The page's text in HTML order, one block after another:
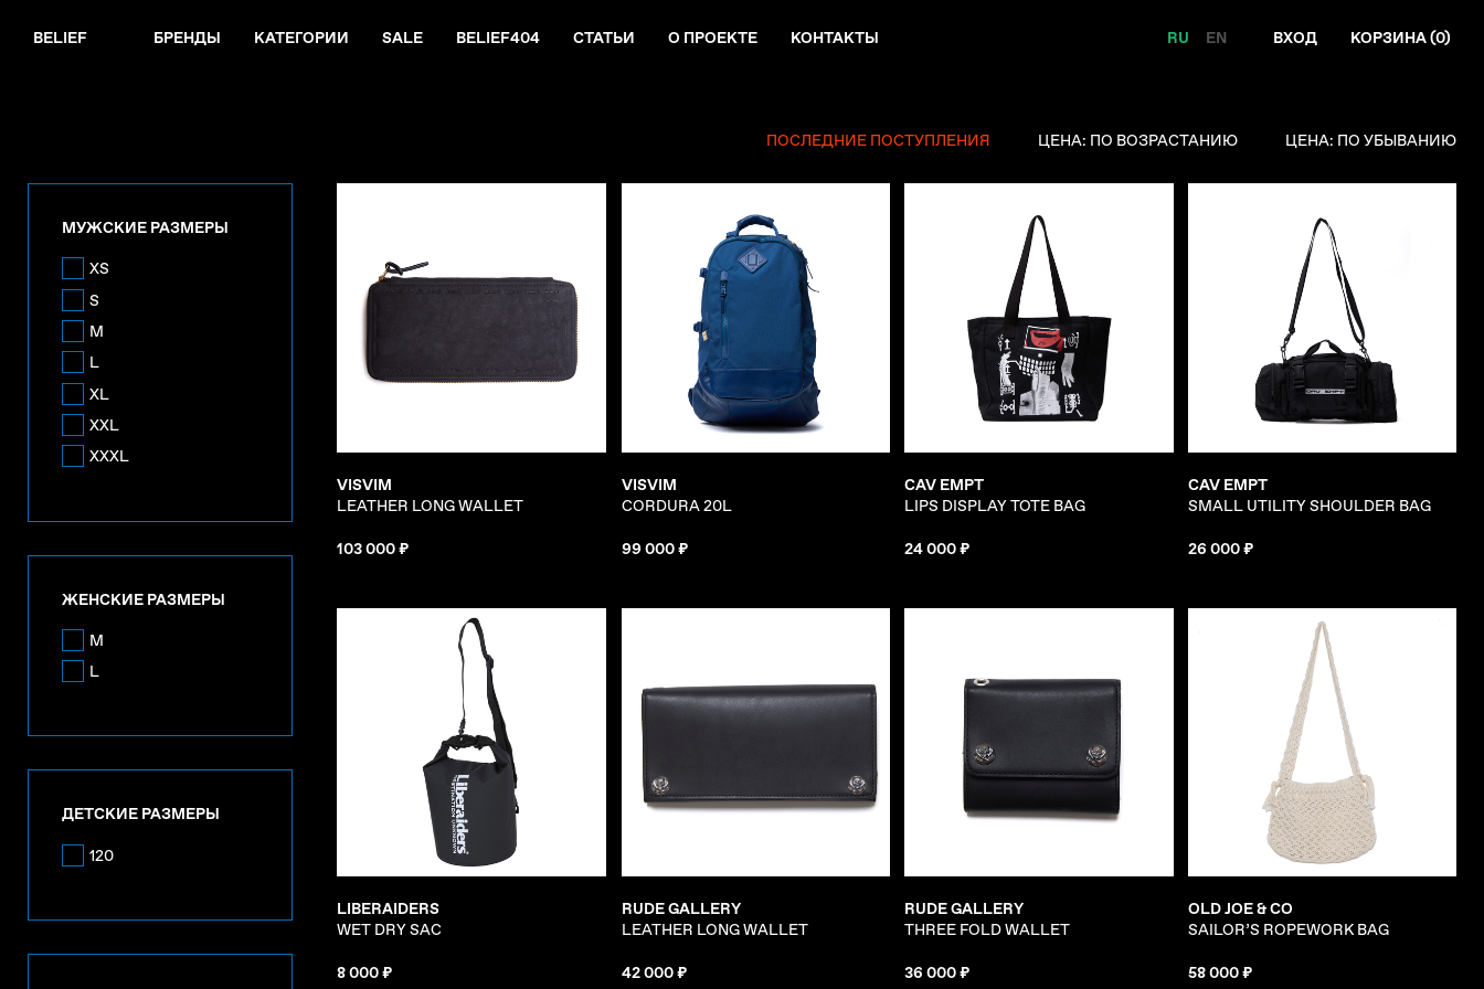
BELIEF БРЕНДЫ КАТЕГОРИИ SALE BELIEF404 СТАТЬИ О ПРОЕКТЕ КОНТАКТЫ RU EN ВХОД КОРЗИНА (0)
ПОСЛЕДНИЕ ПОСТУПЛЕНИЯ ЦЕНА: ПО ВОЗРАСТАНИЮ ЦЕНА: ПО УБЫВАНИЮ
МУЖСКИЕ РАЗМЕРЫ
XS
S
M
L
XL
XXL
XXXL
ЖЕНСКИЕ РАЗМЕРЫ
M
L
ДЕТСКИЕ РАЗМЕРЫ
120
VISVIM
LEATHER LONG WALLET
103 000 ₽
VISVIM
CORDURA 20L
99 000 ₽
CAV EMPT
LIPS DISPLAY TOTE BAG
24 000 ₽
CAV EMPT
SMALL UTILITY SHOULDER BAG
26 000 ₽
LIBERAIDERS
WET DRY SAC
8 000 ₽
RUDE GALLERY
LEATHER LONG WALLET
42 000 ₽
RUDE GALLERY
THREE FOLD WALLET
36 000 ₽
OLD JOE & CO
SAILOR’S ROPEWORK BAG
58 000 ₽